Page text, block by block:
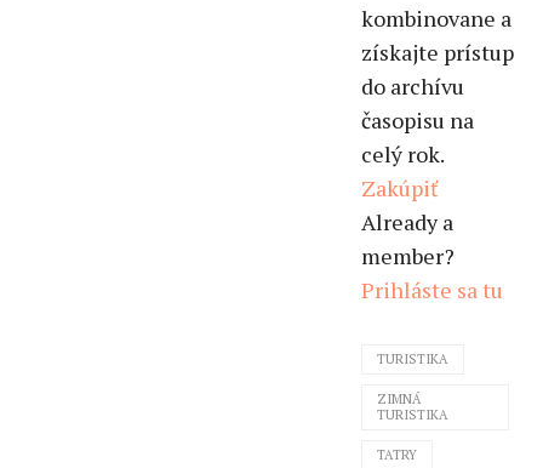
kombinovane a
získajte prístup
do archívu
časopisu na
celý rok.
Zakúpiť
Already a
member?
Prihláste sa tu
TURISTIKA
ZIMNÁ
TURISTIKA
TATRY